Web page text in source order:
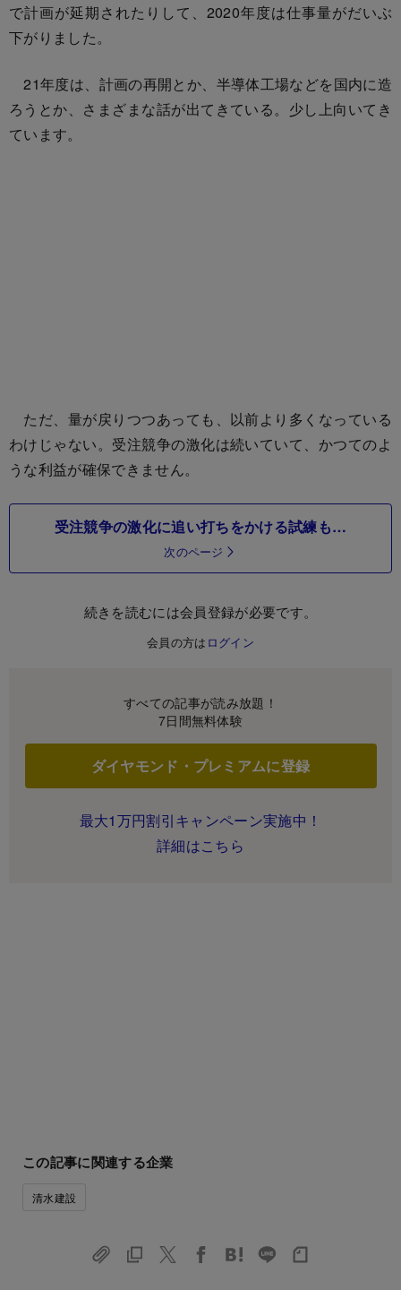
で計画が延期されたりして、2020年度は仕事量がだいぶ
下がりました。
21年度は、計画の再開とか、半導体工場などを国内に造
ろうとか、さまざまな話が出てきている。少し上向いてき
ています。
ただ、量が戻りつつあっても、以前より多くなっている
わけじゃない。受注競争の激化は続いていて、かつてのよ
うな利益が確保できません。
受注競争の激化に追い打ちをかける試練も…
次のページ
続きを読むには会員登録が必要です。
会員の方は ログイン
すべての記事が読み放題！
7日間無料体験
ダイヤモンド・プレミアムに登録
最大1万円割引キャンペーン実施中！
詳細はこちら
この記事に関連する企業
清水建設